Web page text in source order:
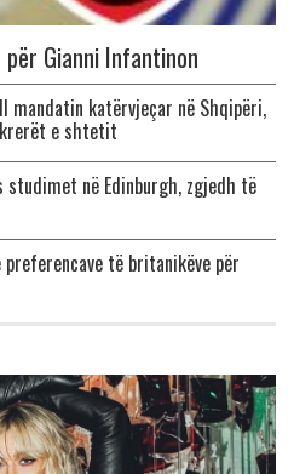
Gianni Infantinon
mandatin katërvjeçar në Shqipëri,
e shtetit
studimet në Edinburgh, zgjedh të
të britanikëve për